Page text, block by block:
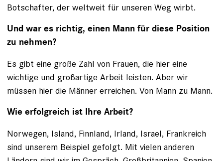
Botschafter, der weltweit für unseren Weg wirbt.
Und war es richtig, einen Mann für diese Position
zu nehmen?
Es gibt eine große Zahl von Frauen, die hier eine
wichtige und großartige Arbeit leisten. Aber wir
müssen hier die Männer erreichen. Von Mann zu Mann.
Wie erfolgreich ist Ihre Arbeit?
Norwegen, Island, Finnland, Irland, Israel, Frankreich
sind unserem Beispiel gefolgt. Mit vielen anderen